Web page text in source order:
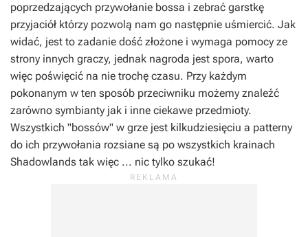
poprzedzających przywołanie bossa i zebrać garstkę
przyjaciół którzy pozwolą nam go następnie uśmiercić. Jak
widać, jest to zadanie dość złożone i wymaga pomocy ze
strony innych graczy, jednak nagroda jest spora, warto
więc poświęcić na nie trochę czasu. Przy każdym
pokonanym w ten sposób przeciwniku możemy znaleźć
zarówno symbianty jak i inne ciekawe przedmioty.
Wszystkich "bossów" w grze jest kilkudziesięciu a patterny
do ich przywołania rozsiane są po wszystkich krainach
Shadowlands tak więc ... nic tylko szukać!